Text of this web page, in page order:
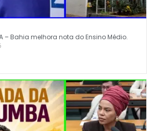
– Bahia melhora nota do Ensino Médio.